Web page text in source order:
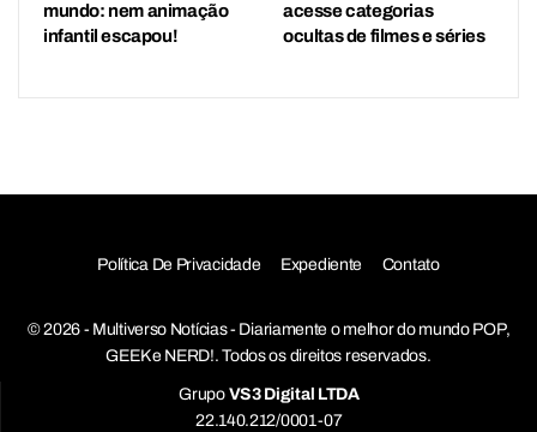
mundo: nem animação
infantil escapou!
acesse categorias
ocultas de filmes e séries
Política De Privacidade Expediente Contato
© 2026 - Multiverso Notícias - Diariamente o melhor do mundo POP,
GEEK e NERD!. Todos os direitos reservados.
Grupo VS3 Digital LTDA
22.140.212/0001-07